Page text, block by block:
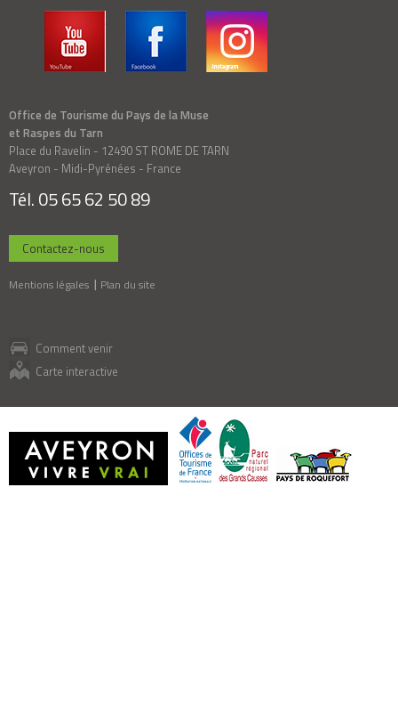
Office de Tourisme du Pays de la Muse
et Raspes du Tarn
Place du Ravelin - 12490 ST ROME DE TARN
Aveyron - Midi-Pyrénées - France
Tél. 05 65 62 50 89
Contactez-nous
Mentions légales Plan du site
Comment venir
Carte interactive